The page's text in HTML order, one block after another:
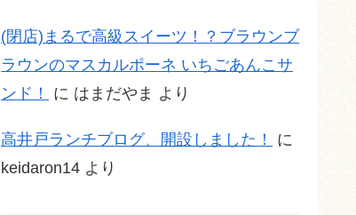
(閉店)まるで高級スイーツ！？ブラウンブ
ラウンのマスカルポーネ いちごあんこサ
ンド！
に はまだやま より
高井戸ランチブログ、開設しました！
に
keidaron14 より